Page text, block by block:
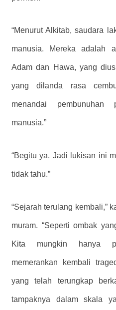
“Menurut Alkitab, saudara
manusia. Mereka adalah
Adam dan Hawa, yang
yang dilanda rasa
menandai pembunuhan
manusia.”
“Begitu ya. Jadi lukisan ini
tidak tahu.”
“Sejarah terulang kembali,”
muram. “Seperti ombak
Kita mungkin hanya
memerankan kembali
yang telah terungkap
tampaknya dalam skala